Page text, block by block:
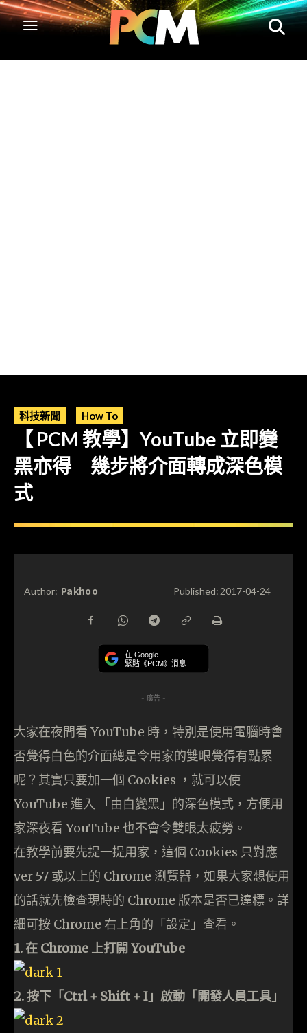
科技新聞 How To
【 PCM 教學】YouTube 立即變
黑亦得 幾步將介面轉成深色模
式
Author: Pakhoo Published:2017-04-24
在 Google
緊貼《PCM》消息
- 廣告 -
大家在夜間看 YouTube 時，特別是使用電腦時會
否覺得白色的介面總是令用家的雙眼覺得有點累
呢？其實只要加一個 Cookies ，就可以使
YouTube 進入 「由白變黑」的深色模式，方便用
家深夜看 YouTube 也不會令雙眼太疲勞。
在教學前要先提一提用家，這個 Cookies 只對應
ver 57 或以上的 Chrome 瀏覽器，如果大家想使用
的話就先檢查現時的 Chrome 版本是否已達標。詳
細可按 Chrome 右上角的「設定」查看。
1. 在 Chrome 上打開 YouTube
2. 按下「Ctrl + Shift + I」啟動「開發人員工具」